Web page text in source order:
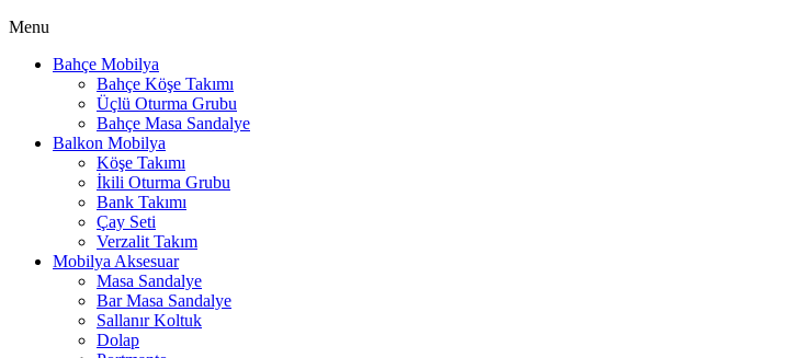
Menu
Bahçe Mobilya
Bahçe Köşe Takımı
Üçlü Oturma Grubu
Bahçe Masa Sandalye
Balkon Mobilya
Köşe Takımı
İkili Oturma Grubu
Bank Takımı
Çay Seti
Verzalit Takım
Mobilya Aksesuar
Masa Sandalye
Bar Masa Sandalye
Sallanır Koltuk
Dolap